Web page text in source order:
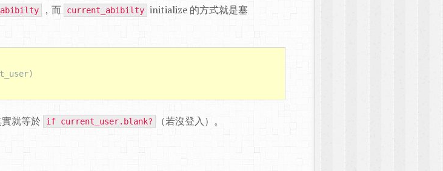
，而 current_abibilty initialize 的方式就是塞
)
就等於 if current_user.blank? （若沒登入）。